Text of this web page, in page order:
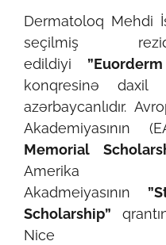
Dermatoloq Mehdi
seçilmiş
edildiyi
konqresinə
azərbaycanlıdır.
Akademiyasının
Memorial
Amerika
Akadmeiyasının
Scholarship”
Nice